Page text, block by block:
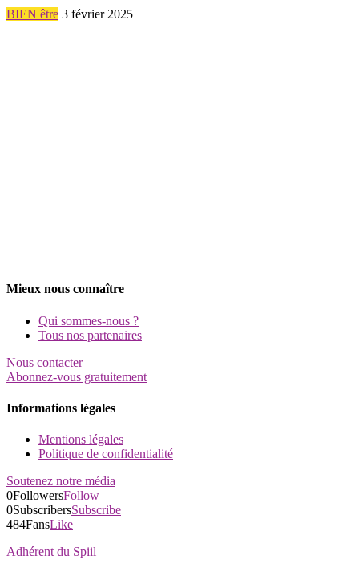
BIEN être 3 février 2025
Mieux nous connaître
Qui sommes-nous ?
Tous nos partenaires
Nous contacter
Abonnez-vous gratuitement
Informations légales
Mentions légales
Politique de confidentialité
Soutenez notre média
0FollowersFollow
0SubscribersSubscribe
484FansLike
Adhérent du Spiil